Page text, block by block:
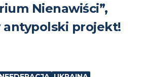
Nienawiści”,
antypolski projekt!